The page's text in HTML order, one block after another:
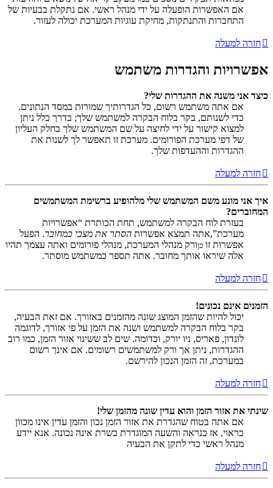
אם האפשרות הופעלה על ידי מנהל ראשי. אם נתקלת בבעיות של
התחברות והתנתקות, מחיקת עוגיות המערכת יכולה לעזור.
חזרה למעלה
אפשרויות והגדרות משתמש
כיצד אני משנה את ההגדרות שלי?
אם אתה משתמש רשום, כל הגדרותיך שמורות במסד הנתונים.
כדי לשנותם, בקר בלוח הבקרה למשתמש שלך; בדרך כלל ניתן
למצוא קישור על ידי לחיצה על שם המשתמש שלך בחלק העליון
של דפי מערכת הפורומים. מערכת זו תאפשר לך לשנות את
ההגדרות וההעדפות שלך.
חזרה למעלה
איך אני מונע משם המשתמש שלי מלהופיע ברשימת המשתמשים
המחוברים?
בעזרת לוח הבקרה למשתמש, תחת הכותרת “אפשרויות
מערכת”,אתה תמצא אפשרות הסתר את מצבי כמחובר. הפעל
אפשרות זו כןורק מנהלי המערכת, מנהלי פורומים ואתה עצמך תהיו
אלה שיראו אותך מחובר. אתה תספר כמשתמש מוסתר.
חזרה למעלה
הזמנים אינם נכונים!
יכול להיות שהזמן המוצג שונה מהזמנים באזורך. אם זאת הבעיה,
בקר בלוח הבקרה למשתמש ושנה את הזמן על פי אזורך, לדוגמה
לונדון, פאריס, ניו יורק, וכדומה. שים לב ששינוי אזור הזמן, כמו רוב
ההגדרות, ניתן אך ורק למשתמשים רשומים. אם אינך רשום
במערכת, זה הזמן הנכון להירשם.
חזרה למעלה
שינתי את אזור הזמן והוא עדין שונה מהזמן שלי!
אם אתה בטוח שהגדרת את אזור הזמן נכון והזמן עדין אינו מכוון
כראוי, אז כנראה והשעה המוגדרת בשרת אינה נכונה. אנא יידע
מנהל ראשי כדי לתקן את הבעיה
חזרה למעלה